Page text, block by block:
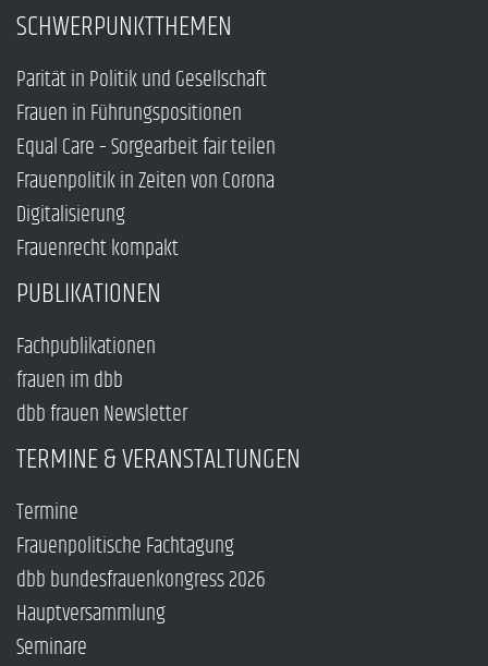
SCHWERPUNKTTHEMEN
Parität in Politik und Gesellschaft
Frauen in Führungspositionen
Equal Care – Sorgearbeit fair teilen
Frauenpolitik in Zeiten von Corona
Digitalisierung
Frauenrecht kompakt
PUBLIKATIONEN
Fachpublikationen
frauen im dbb
dbb frauen Newsletter
TERMINE & VERANSTALTUNGEN
Termine
Frauenpolitische Fachtagung
dbb bundesfrauenkongress 2026
Hauptversammlung
Seminare